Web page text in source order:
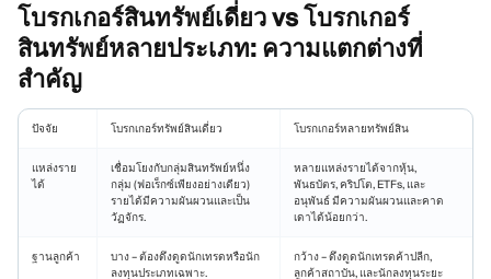
โบรกเกอร์สินทรัพย์เดี่ยว vs โบรกเกอร์
สินทรัพย์หลายประเภท: ความแตกต่างที่
สำคัญ
ปัจจัย โบรกเกอร์ทรัพย์สินเดี่ยว โบรกเกอร์หลายทรัพย์สิน
แหล่งราย
ได้
เชื่อมโยงกับกลุ่มสินทรัพย์หนึ่ง
กลุ่ม (ฟอเร็กซ์เพียงอย่างเดียว)
รายได้มีความผันผวนและเป็น
วัฏจักร.
หลายแหล่งรายได้จากหุ้น,
พันธบัตร, คริปโต, ETFs, และ
อนุพันธ์ มีความผันผวนและคาด
เดาได้น้อยกว่า.
ฐานลูกค้า
บาง – ต้องดึงดูดนักเทรดหรือนัก
ลงทุนประเภทเฉพาะ.
กว้าง – ดึงดูดนักเทรดค้าปลีก,
ลูกค้าสถาบัน, และนักลงทุนระยะ